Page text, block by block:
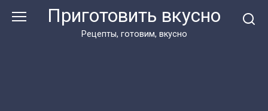
Приготовить вкусно
Рецепты, готовим, вкусно